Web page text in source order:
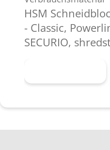
HSM
- Classic,
SECURIO,